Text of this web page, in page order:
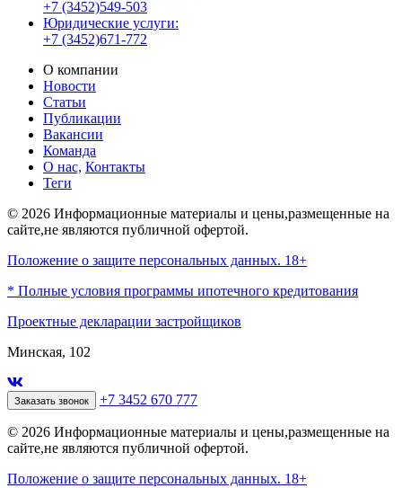
+7 (3452)549-503
Юридические услуги:
+7 (3452)671-772
О компании
Новости
Статьи
Публикации
Вакансии
Команда
О нас, Контакты
Теги
© 2026 Информационные материалы и цены,размещенные на
сайте,не являются публичной офертой.
Положение о защите персональных данных. 18+
* Полные условия программы ипотечного кредитования
Проектные декларации застройщиков
Минская, 102
Заказать звонок +7 3452 670 777
© 2026 Информационные материалы и цены,размещенные на
сайте,не являются публичной офертой.
Положение о защите персональных данных. 18+